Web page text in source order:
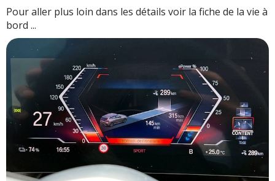
Pour aller plus loin dans les détails voir la fiche de la vie à
bord ...